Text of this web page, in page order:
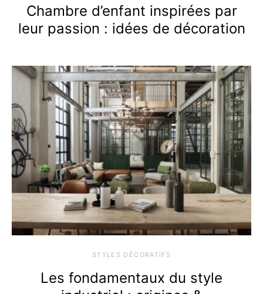
Chambre d’enfant inspirées par
leur passion : idées de décoration
STYLES DÉCORATIFS
Les fondamentaux du style